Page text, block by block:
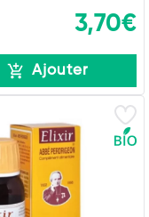
3,70€
Ajouter